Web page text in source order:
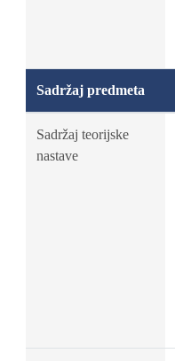
Sadržaj predmeta
Sadržaj teorijske
nastave